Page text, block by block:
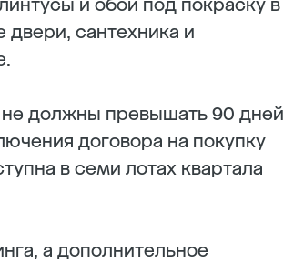
и обои под покраску в
сантехника и
не должны превышать 90 дней
договора на покупку
в семи лотах квартала
а дополнительное